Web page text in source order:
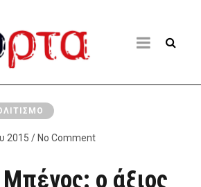
2015 / No Comment
ο άξιος